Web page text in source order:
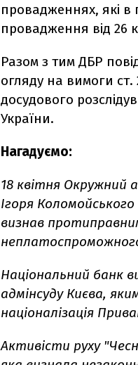
провадженнях, які в
провадження від 26
Разом з тим ДБР
огляду на вимоги ст.
досудового
України.
Нагадуємо:
18 квітня Окружний
Ігоря
визнав
Національний банк
адмінсуду Києва,
націоналізація
Активісти руху